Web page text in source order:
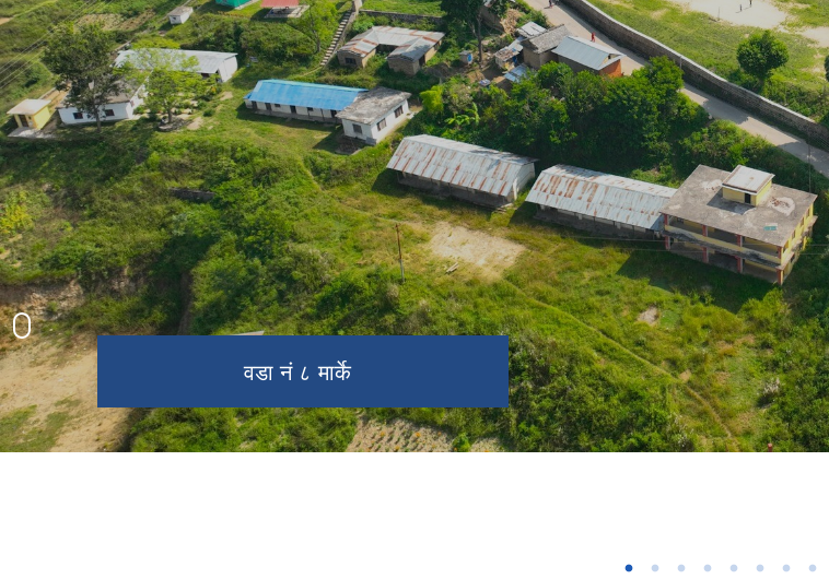
वडा नं ८ मार्के
वडा नं ७ ओख्रेनी
त्रि ज मा वी लुहापिङ
नगर सभा
प्रशिद्ब धार्मिक स्थल खैराबाङ
नगरपालिका परिवार
रनिङ सिल्ड
प्रशासनिक भवन